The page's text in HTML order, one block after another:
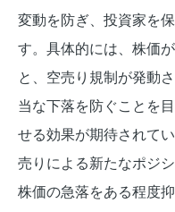
変動を防ぎ、投資家を
す。具体的には、株価
と、空売り規制が発動
当な下落を防ぐことを
せる効果が期待されて
売りによる新たなポジ
株価の急落をある程度